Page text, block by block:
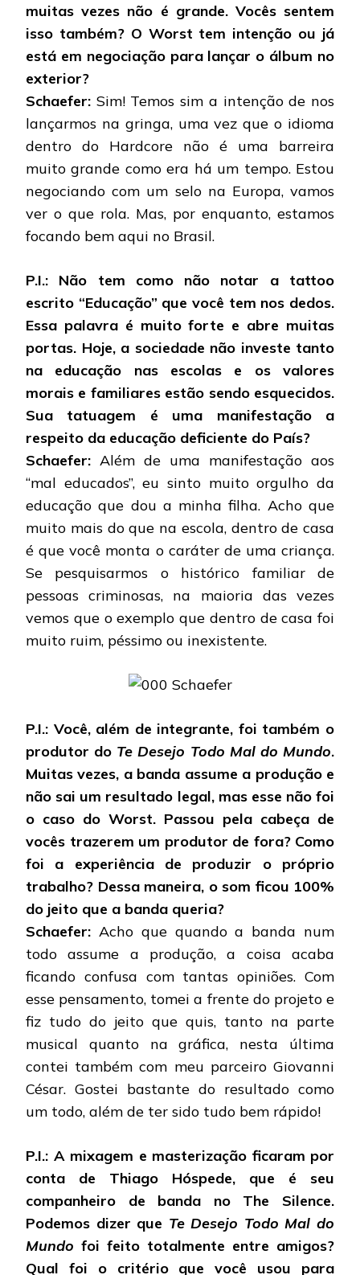
muitas vezes não é grande. Vocês sentem
isso também? O Worst tem intenção ou já
está em negociação para lançar o álbum no
exterior?
Schaefer: Sim! Temos sim a intenção de nos
lançarmos na gringa, uma vez que o idioma
dentro do Hardcore não é uma barreira
muito grande como era há um tempo. Estou
negociando com um selo na Europa, vamos
ver o que rola. Mas, por enquanto, estamos
focando bem aqui no Brasil.
P.I.: Não tem como não notar a tattoo
escrito “Educação” que você tem nos dedos.
Essa palavra é muito forte e abre muitas
portas. Hoje, a sociedade não investe tanto
na educação nas escolas e os valores
morais e familiares estão sendo esquecidos.
Sua tatuagem é uma manifestação a
respeito da educação deficiente do País?
Schaefer: Além de uma manifestação aos
“mal educados”, eu sinto muito orgulho da
educação que dou a minha filha. Acho que
muito mais do que na escola, dentro de casa
é que você monta o caráter de uma criança.
Se pesquisarmos o histórico familiar de
pessoas criminosas, na maioria das vezes
vemos que o exemplo que dentro de casa foi
muito ruim, péssimo ou inexistente.
P.I.: Você, além de integrante, foi também o
produtor do Te Desejo Todo Mal do Mundo.
Muitas vezes, a banda assume a produção e
não sai um resultado legal, mas esse não foi
o caso do Worst. Passou pela cabeça de
vocês trazerem um produtor de fora? Como
foi a experiência de produzir o próprio
trabalho? Dessa maneira, o som ficou 100%
do jeito que a banda queria?
Schaefer: Acho que quando a banda num
todo assume a produção, a coisa acaba
ficando confusa com tantas opiniões. Com
esse pensamento, tomei a frente do projeto e
fiz tudo do jeito que quis, tanto na parte
musical quanto na gráfica, nesta última
contei também com meu parceiro Giovanni
César. Gostei bastante do resultado como
um todo, além de ter sido tudo bem rápido!
P.I.: A mixagem e masterização ficaram por
conta de Thiago Hóspede, que é seu
companheiro de banda no The Silence.
Podemos dizer que Te Desejo Todo Mal do
Mundo foi feito totalmente entre amigos?
Qual foi o critério que você usou para